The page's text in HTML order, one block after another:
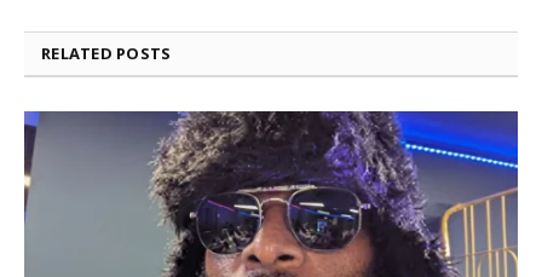
RELATED POSTS